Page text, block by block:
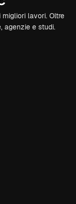
lavori. Oltre
agenzie e studi.